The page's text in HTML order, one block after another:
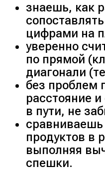
знаешь, как
цифрами на
уверенно
по прямой
диагонали
без проблем
расстояние
в пути, не
продуктов в
выполняя
спешки.